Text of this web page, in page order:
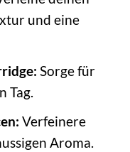
und eine
Sorge für
Tag.
Verfeinere
Aroma.